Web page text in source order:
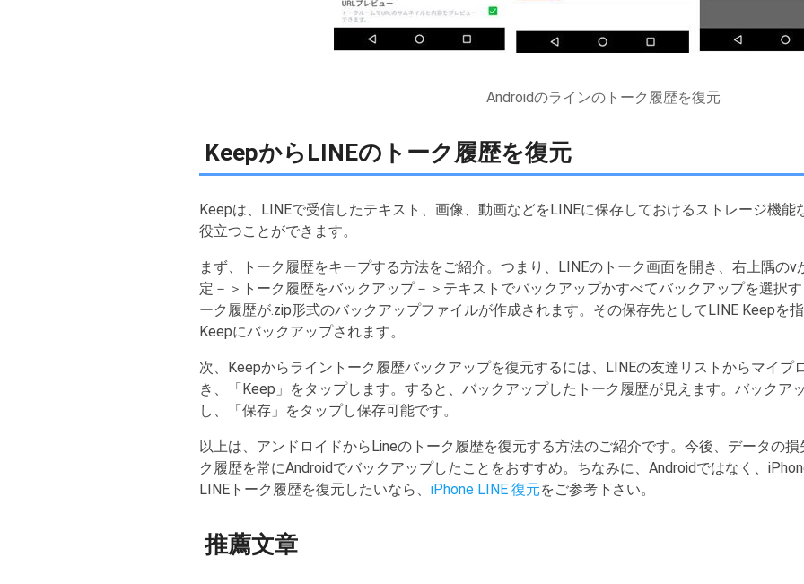
Androidのラインのトーク履歴を復元
KeepからLINEのトーク履歴を復元
Keepは、LINEで受信したテキスト、画像、動画などをLINEに保存しておけるストレージ機
役立つことができます。
まず、トーク履歴をキープする方法をご紹介。つまり、LINEのトーク画面を開き、右上隅の
定－＞トーク履歴をバックアップ－＞テキストでバックアップかすべてバックアップを選択
ーク履歴が.zip形式のバックアップファイルが作成されます。その保存先としてLINE Keepを
Keepにバックアップされます。
次、Keepからライントーク履歴バックアップを復元するには、LINEの友達リストからマイプ
き、「Keep」をタップします。すると、バックアップしたトーク履歴が見えます。バックア
し、「保存」をタップし保存可能です。
以上は、アンドロイドからLineのトーク履歴を復元する方法のご紹介です。今後、データの
ク履歴を常にAndroidでバックアップしたことをおすすめ。ちなみに、Androidではなく、
LINEトーク履歴を復元したいなら、 iPhone LINE 復元をご参考下さい。
推薦文章